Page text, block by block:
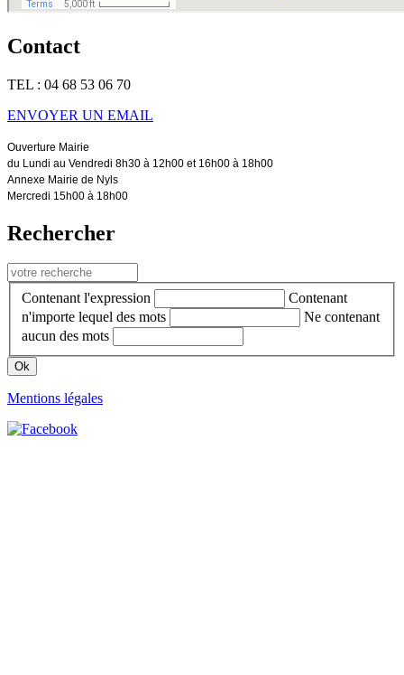
Contact
TEL : 04 68 53 06 70
ENVOYER UN EMAIL
Ouverture Mairie
du Lundi au Vendredi 8h30 à 12h00 et 16h00 à 18h00
Annexe Mairie de Nyls
Mercredi 15h00 à 18h00
Rechercher
Contenant l'expression
Contenant
n'importe lequel des mots
Ne contenant
aucun des mots
Mentions légales